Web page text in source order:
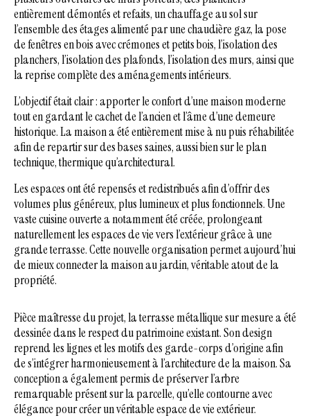
entièrement démontés et refaits, un chauffage au sol sur
l’ensemble des étages alimenté par une chaudière gaz, la pose
de fenêtres en bois avec crémones et petits bois, l’isolation des
planchers, l’isolation des plafonds, l’isolation des murs, ainsi que
la reprise complète des aménagements intérieurs.
L’objectif était clair : apporter le confort d’une maison moderne
tout en gardant le cachet de l’ancien et l’âme d’une demeure
historique. La maison a été entièrement mise à nu puis réhabilitée
afin de repartir sur des bases saines, aussi bien sur le plan
technique, thermique qu’architectural.
Les espaces ont été repensés et redistribués afin d’offrir des
volumes plus généreux, plus lumineux et plus fonctionnels. Une
vaste cuisine ouverte a notamment été créée, prolongeant
naturellement les espaces de vie vers l’extérieur grâce à une
grande terrasse. Cette nouvelle organisation permet aujourd’hui
de mieux connecter la maison au jardin, véritable atout de la
propriété.
Pièce maîtresse du projet, la terrasse métallique sur mesure a été
dessinée dans le respect du patrimoine existant. Son design
reprend les lignes et les motifs des garde-corps d’origine afin
de s’intégrer harmonieusement à l’architecture de la maison. Sa
conception a également permis de préserver l’arbre
remarquable présent sur la parcelle, qu’elle contourne avec
élégance pour créer un véritable espace de vie extérieur.